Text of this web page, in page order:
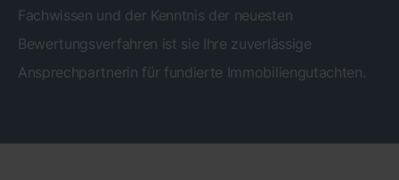
Fachwissen und der Kenntnis der neuesten
Bewertungsverfahren ist sie Ihre zuverlässige
Ansprechpartnerin für fundierte Immobiliengutachten.